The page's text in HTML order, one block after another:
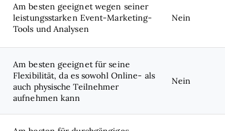
Am besten geeignet wegen seiner
leistungsstarken Event-Marketing-
Tools und Analysen
Nein
Am besten geeignet für seine
Flexibilität, da es sowohl Online- als
auch physische Teilnehmer
aufnehmen kann
Nein